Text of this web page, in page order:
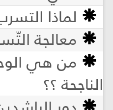
لماذا
معالجة
من هي
الناجحة ؟؟